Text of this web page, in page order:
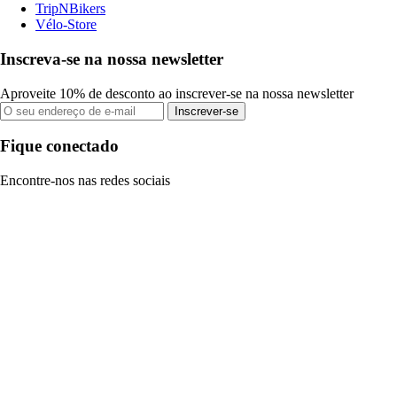
TripNBikers
Vélo-Store
Inscreva-se na nossa newsletter
Aproveite 10% de desconto ao inscrever-se na nossa newsletter
Inscrever-se
Fique conectado
Encontre-nos nas redes sociais